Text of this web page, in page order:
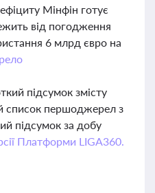
Мінфін готує
від погодження
6 млрд євро на
підсумок змісту
список першоджерел з
підсумок за добу
Платформи LIGA360.